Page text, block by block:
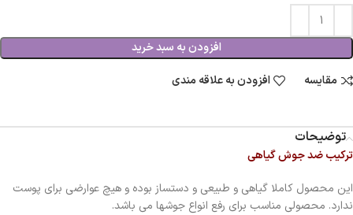
افزودن به سبد خرید
مقایسه
افزودن به علاقه مندی
توضیحات
ترکیب ضد جوش گیاهی
این محصول کاملا گیاهی و طبیعی و دستساز بوده و هیچ عوارضی برای پوست
ندارد. محصولی مناسب برای رفع انواع جوشها می باشد.